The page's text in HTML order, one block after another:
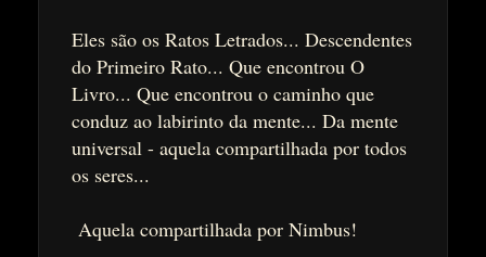
Eles são os Ratos Letrados... Descendentes
do Primeiro Rato... Que encontrou O
Livro... Que encontrou o caminho que
conduz ao labirinto da mente... Da mente
universal - aquela compartilhada por todos
os seres...
Aquela compartilhada por Nimbus!